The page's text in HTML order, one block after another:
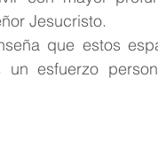
Jesucristo.
que estos
un esfuerzo